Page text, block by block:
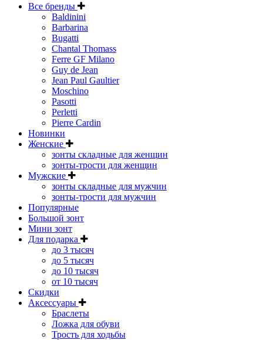
Все бренды
Baldinini
Barbarina
Bugatti
Chantal Thomass
Ferre GF Milano
Guy de Jean
Jean Paul Gaultier
Moschino
Pasotti
Perletti
Pierre Cardin
Новинки
Женские
зонты складные для женщин
зонты-трости для женщин
Мужские
зонты складные для мужчин
зонты-трости для мужчин
Популярные
Большой зонт
Мини зонт
Для подарка
до 3 тысяч
до 5 тысяч
до 10 тысяч
от 10 тысяч
Скидки
Аксессуары
Браслеты
Ложка для обуви
Трость для ходьбы